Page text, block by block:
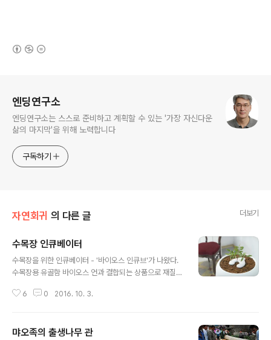
엔딩연구소
엔딩연구소는 스스로 준비하고 계획할 수 있는 '가장 자신다운
삶의 마지막'을 위해 노력합니다
구독하기
자연회귀 의 다른 글 더보기
수목장 인큐베이터
수목장을 위한 인큐베이터 - '바이오스 인큐브'가 나왔다.
수목장용 유골함 바이오스 언과 결합되는 상품으로 재질은
단자가 있다. 상부 말발굽모양 센서로 습도, 온도, 일조량,
맞게 자동으로 물울 줄 수 있으며, 부족할 경우 앱을 통해
6 0 2016. 10. 3.
먀오족의 출생나무 관